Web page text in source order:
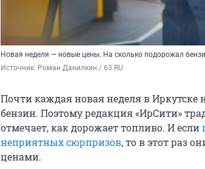
Новая неделя — новые цены. На сколько подорожал
Источник: Роман Данилкин / 63.RU
Почти каждая новая неделя в Иркутске
бензин. Поэтому редакция «ИрСити»
отмечает, как дорожает топливо. И если
неприятных сюрпризов, то в этот раз
ценами.